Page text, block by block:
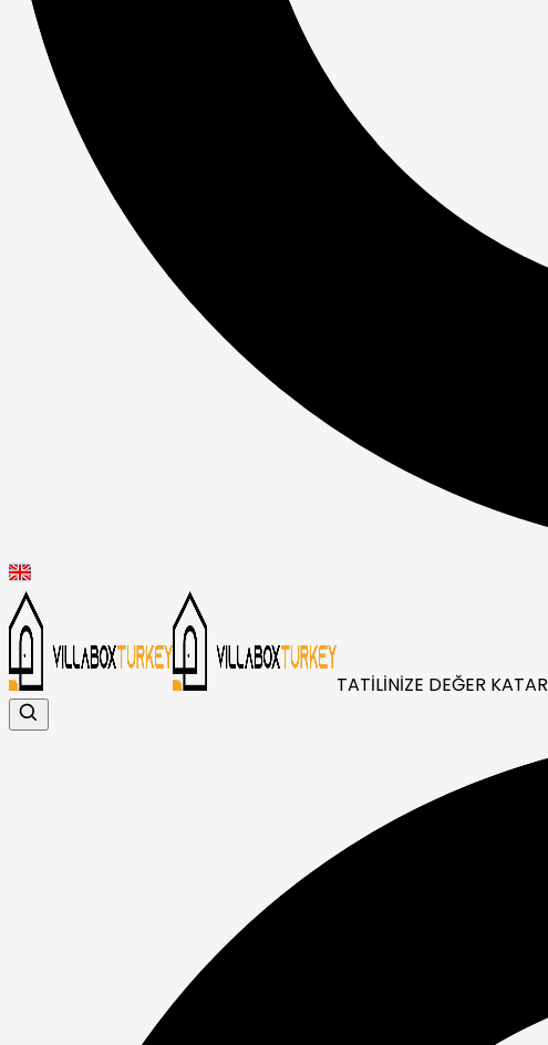
TATİLİNİZE DEĞER KATAR